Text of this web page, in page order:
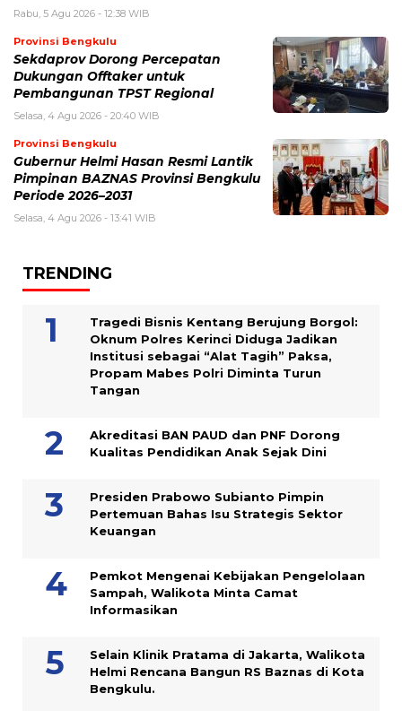
Rabu, 5 Agu 2026 - 12:38 WIB
Provinsi Bengkulu
Sekdaprov Dorong Percepatan
Dukungan Offtaker untuk
Pembangunan TPST Regional
Selasa, 4 Agu 2026 - 20:40 WIB
Provinsi Bengkulu
Gubernur Helmi Hasan Resmi Lantik
Pimpinan BAZNAS Provinsi Bengkulu
Periode 2026–2031
Selasa, 4 Agu 2026 - 13:41 WIB
TRENDING
Tragedi Bisnis Kentang Berujung Borgol:
Oknum Polres Kerinci Diduga Jadikan
Institusi sebagai “Alat Tagih” Paksa,
Propam Mabes Polri Diminta Turun
Tangan
Akreditasi BAN PAUD dan PNF Dorong
Kualitas Pendidikan Anak Sejak Dini
Presiden Prabowo Subianto Pimpin
Pertemuan Bahas Isu Strategis Sektor
Keuangan
Pemkot Mengenai Kebijakan Pengelolaan
Sampah, Walikota Minta Camat
Informasikan
Selain Klinik Pratama di Jakarta, Walikota
Helmi Rencana Bangun RS Baznas di Kota
Bengkulu.